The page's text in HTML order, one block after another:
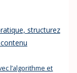
structurez
l’algorithme et